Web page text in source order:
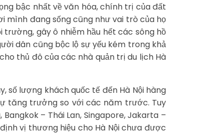
bậc nhất về văn hóa, chính trị của đất
mình đang sống cũng như vai trò của họ
gây ô nhiễm hầu hết các sông hồ
dân cũng bộc lộ sự yếu kém trong khả
thủ đô của các nhà quản trị du lịch Hà
số lượng khách quốc tế đến Hà Nội hàng
tăng trưởng so với các năm trước. Tuy
– Thái Lan, Singapore, Jakarta –
vị thương hiệu cho Hà Nội chưa được